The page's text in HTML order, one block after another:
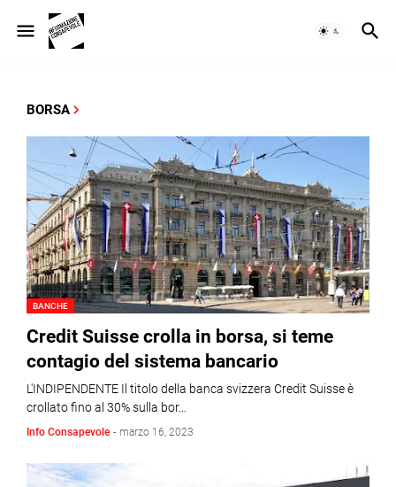
BORSA
BANCHE
Credit Suisse crolla in borsa, si teme
contagio del sistema bancario
L'INDIPENDENTE Il titolo della banca svizzera Credit Suisse è
crollato fino al 30% sulla bor…
Info Consapevole - marzo 16, 2023